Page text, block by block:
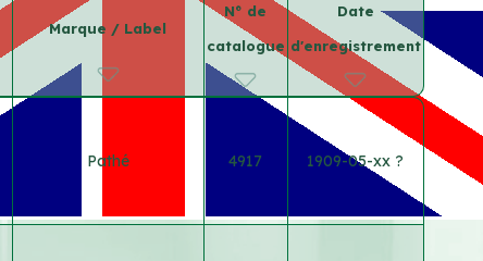
Marque / Label
N° de
catalogue
Date
d'enregistrement
Pathé 4917 1909-05-xx ?